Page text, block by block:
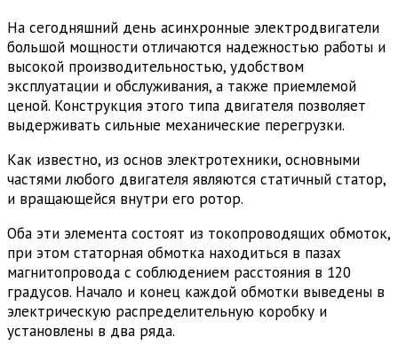
На сегодняшний день асинхронные электродвигатели
большой мощности отличаются надежностью работы и
высокой производительностью, удобством
эксплуатации и обслуживания, а также приемлемой
ценой. Конструкция этого типа двигателя позволяет
выдерживать сильные механические перегрузки.
Как известно, из основ электротехники, основными
частями любого двигателя являются статичный статор,
и вращающейся внутри его ротор.
Оба эти элемента состоят из токопроводящих обмоток,
при этом статорная обмотка находиться в пазах
магнитопровода с соблюдением расстояния в 120
градусов. Начало и конец каждой обмотки выведены в
электрическую распределительную коробку и
установлены в два ряда.